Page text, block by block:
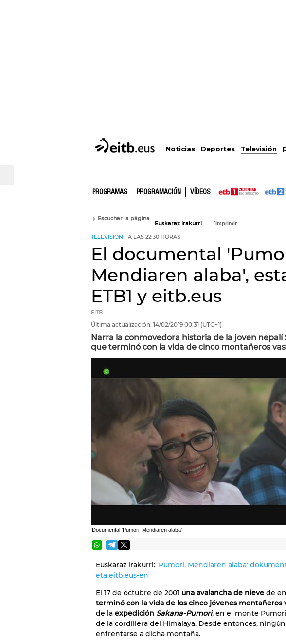
Noticias Deportes Televisión
PROGRAMAS PROGRAMACIÓN VÍDEOS
Escuchar la página
Euskaraz irakurri
TELEVISIÓN A LAS 22:30 HORAS
El documental
Mendiaren alaba',
ETB1 y eitb.eus
EITB
Última actualización: 14/02/2019 00:31 (UTC+1)
Narra la conmovedora historia de la joven nepalí
que terminó con la vida de cinco montañeros
Documental 'Pumori. Mendiaren alaba'
Euskaraz irakurri: 'Pumori. Mendiaren alaba'
eta eitb.eus-en
El 17 de octubre de 2001 una avalancha de nieve de
terminó con la vida de los cinco jóvenes montañeros
de la expedición Sakana-Pumori, en el monte
de la cordillera del Himalaya. Desde entonces,
enfrentarse a dicha montaña.